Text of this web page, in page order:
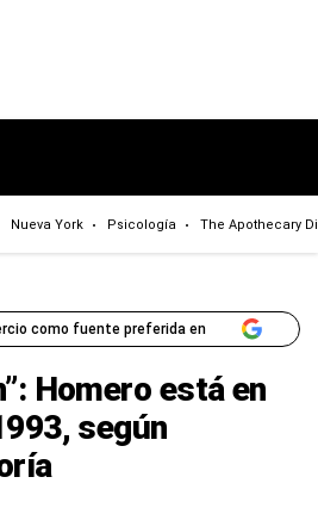
Nueva York Psicología The Apothecary
como fuente preferida en
Homero está en
según